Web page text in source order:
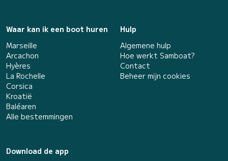
Waar kan ik een boot huren
Marseille
Arcachon
Hyères
La Rochelle
Corsica
Kroatië
Baléaren
Alle bestemmingen
Hulp
Algemene hulp
Hoe werkt Samboat?
Contact
Beheer mijn cookies
Download de app